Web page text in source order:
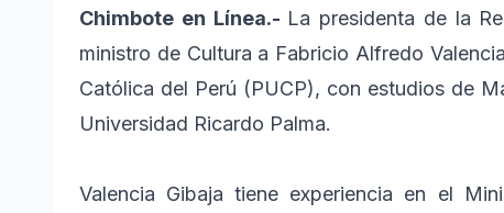
Chimbote en Línea.- La presidenta de la
ministro de Cultura a Fabricio Alfredo
Católica del Perú (PUCP), con estudios de
Universidad Ricardo Palma.
Valencia Gibaja tiene experiencia en el